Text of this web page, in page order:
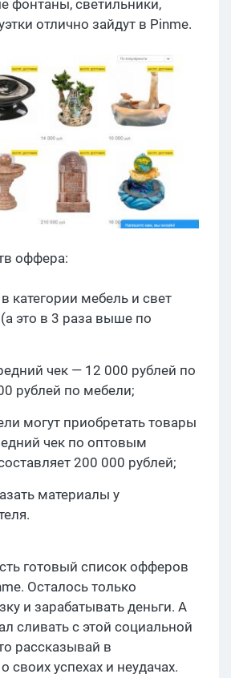
фонтаны, светильники,
отлично зайдут в Pinme.
оффера:
категории мебель и свет
это в 3 раза выше по
чек — 12 000 рублей по
рублей по мебели;
могут приобретать товары
чек по оптовым
200 000 рублей;
материалы у
готовый список офферов
Осталось только
и зарабатывать деньги. А
сливать с этой социальной
рассказывай в
своих успехах и неудачах.